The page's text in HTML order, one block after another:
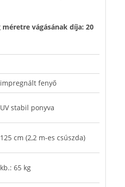
méretre vágásának díja: 20
impregnált fenyő
UV stabil ponyva
125 cm (2,2 m-es csúszda)
kb.: 65 kg